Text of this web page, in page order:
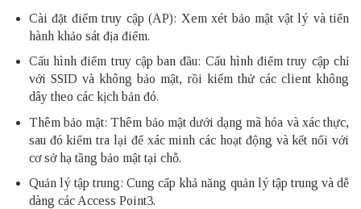
Cài đặt điểm truy cập (AP): Xem xét bảo mật vật lý và tiến
hành khảo sát địa điểm.
Cấu hình điểm truy cập ban đầu: Cấu hình điểm truy cập chỉ
với SSID và không bảo mật, rồi kiểm thử các client không
dây theo các kịch bản đó.
Thêm bảo mật: Thêm bảo mật dưới dạng mã hóa và xác thực,
sau đó kiểm tra lại để xác minh các hoạt động và kết nối với
cơ sở hạ tầng bảo mật tại chỗ.
Quản lý tập trung: Cung cấp khả năng quản lý tập trung và dễ
dàng các Access Point3.